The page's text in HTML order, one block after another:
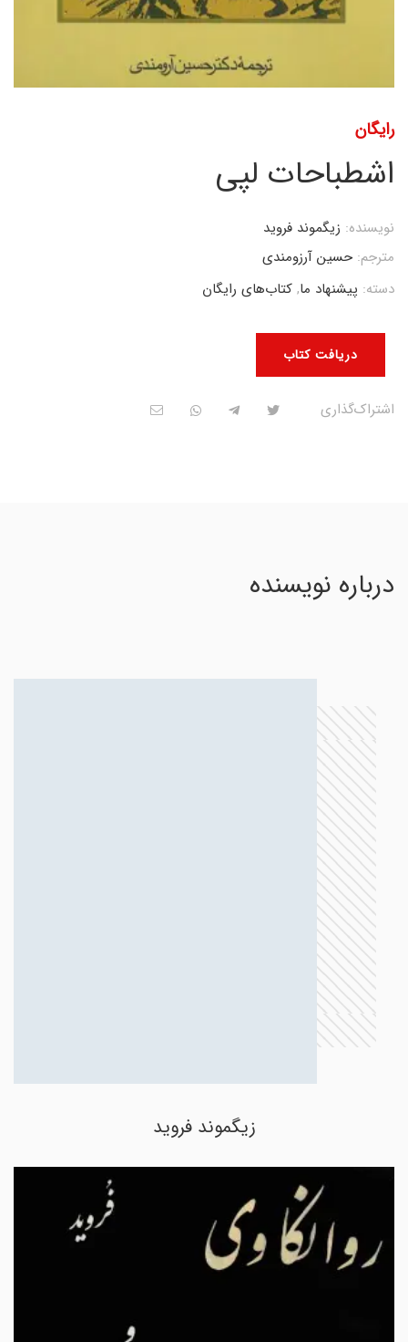
رایگان
اشطباحات لپی
دریافت کتاب
نویسنده: زیگموند فروید
مترجم: حسین آرزومندی
دسته: پیشنهاد ما, کتاب‌های رایگان
اشتراک‌گذاری
درباره نویسنده
زیگموند فروید